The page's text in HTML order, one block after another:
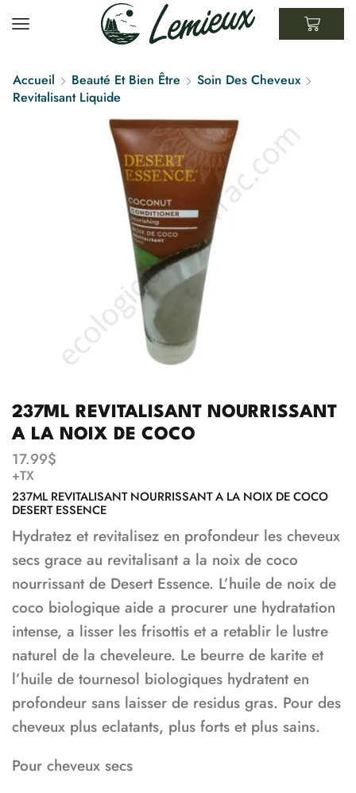
Accueil Beauté Et Bien Être
Soin Des Cheveux
Revitalisant Liquide
237ML REVITALISANT NOURRISSANT
A LA NOIX DE COCO
17.99$
+TX
237ML REVITALISANT NOURRISSANT A LA NOIX DE COCO
DESERT ESSENCE
Hydratez et revitalisez en profondeur les cheveux
secs grace au revitalisant a la noix de coco
nourrissant de Desert Essence. L’huile de noix de
coco biologique aide a procurer une hydratation
intense, a lisser les frisottis et a retablir le lustre
naturel de la cheveleure. Le beurre de karite et
l’huile de tournesol biologiques hydratent en
profondeur sans laisser de residus gras. Pour des
cheveux plus eclatants, plus forts et plus sains.
Pour cheveux secs